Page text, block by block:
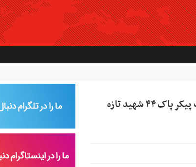
آسمان ایران به قدوم شهیدان عطرآگین می‌شود؛ بازگشت پیکر پاک ۴۴ شهید تازه